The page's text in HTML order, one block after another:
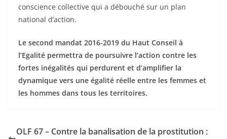
conscience collective qui a débouché sur un plan
national d’action.
Le second mandat 2016-2019 du Haut Conseil à
l’Egalité permettra de poursuivre l’action contre les
fortes inégalités qui perdurent et d’amplifier la
dynamique vers une égalité réelle entre les femmes et
les hommes dans tous les territoires.
OLF 67 – Contre la banalisation de la prostitution :